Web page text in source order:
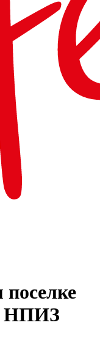
НПИЗ